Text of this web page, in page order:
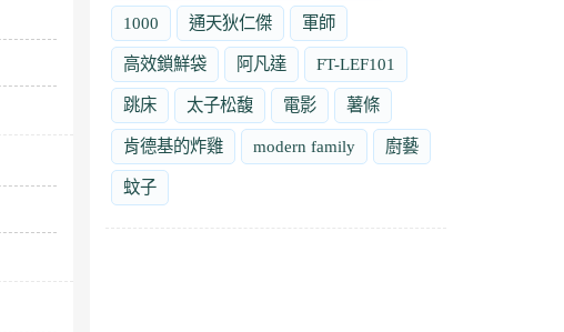
1000 通天狄仁傑 軍師
高效鎖鮮袋 阿凡達 FT-LEF101
跳床 太子松馥 電影 薯條
肯德基的炸雞 modern family 廚藝
蚊子